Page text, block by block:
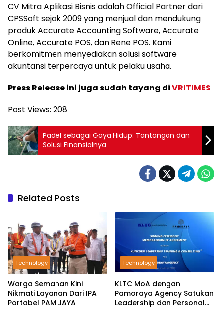
CV Mitra Aplikasi Bisnis adalah Official Partner dari
CPSSoft sejak 2009 yang menjual dan mendukung
produk Accurate Accounting Software, Accurate
Online, Accurate POS, dan Rene POS. Kami
berkomitmen menyediakan solusi software
akuntansi terpercaya untuk pelaku usaha.
Press Release ini juga sudah tayang diVRITIMES
Post Views: 208
Padel sebagai Gaya Hidup: Tantangan dan
Solusi Finansialnya
Related Posts
Technology
Warga Semanan Kini
Nikmati Layanan Dari IPA
Portabel PAM JAYA
Technology
KLTC MoA dengan
Pamoraya Agency Satukan
Leadership dan Personal